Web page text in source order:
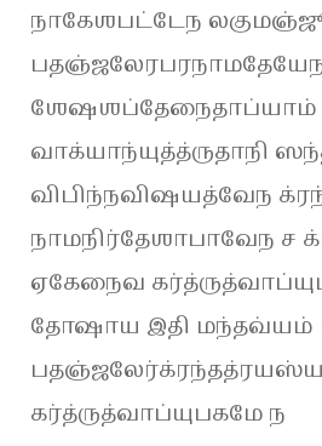
நாகேஶபட்டேந
ஶேஷஶப்தேநைதாப்யாம்
வாக்யாந்யுத்த்ருதாநி
விபிந்நவிஷயத்வேந
நாமநிர்தேஶாபாவேந ச
ஏகேநைவ
தோஷாய இதி மந்தவ்யம்
பதஞ்ஜலேர்க்ரந்தத்ரயஸ்ய
கர்த்ருத்வாப்யுபகமே ந